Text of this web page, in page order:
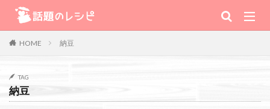
HOME 納豆
TAG
納豆
キーワード
TV番組